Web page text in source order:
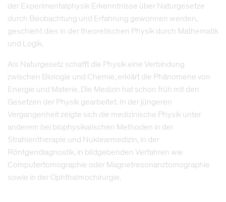
der Experimentalphysik Erkenntnisse über Naturgesetze
durch Beobachtung und Erfahrung gewonnen werden,
geschieht dies in der theoretischen Physik durch Mathematik
und Logik.
Als Naturgesetz schafft die Physik eine Verbindung
zwischen Biologie und Chemie, erklärt die Phänomene von
Energie und Materie. Die Medizin hat schon früh mit den
Gesetzen der Physik gearbeitet. In der jüngeren
Vergangenheit zeigte sich die medizinische Physik unter
anderem bei biophysikalischen Methoden in der
Strahlentherapie und Nuklearmedizin, in der
Röntgendiagnostik, in bildgebenden Verfahren wie
Computertomographie oder Magnetresonanztomographie
sowie in der Ophthalmochirurgie.